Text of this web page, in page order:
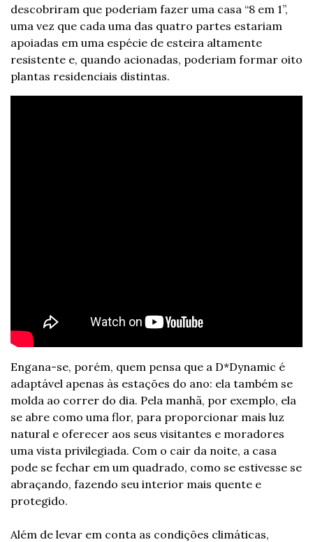
descobriram que poderiam fazer uma casa “8 em 1”,
uma vez que cada uma das quatro partes estariam
apoiadas em uma espécie de esteira altamente
resistente e, quando acionadas, poderiam formar oito
plantas residenciais distintas.
Engana-se, porém, quem pensa que a D*Dynamic é
adaptável apenas às estações do ano: ela também se
molda ao correr do dia. Pela manhã, por exemplo, ela
se abre como uma flor, para proporcionar mais luz
natural e oferecer aos seus visitantes e moradores
uma vista privilegiada. Com o cair da noite, a casa
pode se fechar em um quadrado, como se estivesse se
abraçando, fazendo seu interior mais quente e
protegido.
Além de levar em conta as condições climáticas,